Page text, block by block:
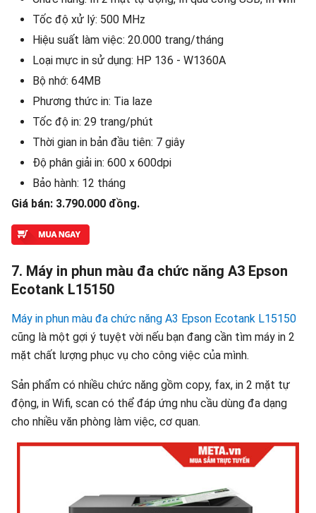
Tốc độ xử lý: 500 MHz
Hiệu suất làm việc: 20.000 trang/tháng
Loại mực in sử dụng: HP 136 - W1360A
Bộ nhớ: 64MB
Phương thức in: Tia laze
Tốc độ in: 29 trang/phút
Thời gian in bản đầu tiên: 7 giây
Độ phân giải in: 600 x 600dpi
Bảo hành: 12 tháng
Giá bán: 3.790.000 đồng.
7. Máy in phun màu đa chức năng A3 Epson
Ecotank L15150
Máy in phun màu đa chức năng A3 Epson Ecotank L15150
cũng là một gợi ý tuyệt vời nếu bạn đang cần tìm máy in 2
mặt chất lượng phục vụ cho công việc của mình.
Sản phẩm có nhiều chức năng gồm copy, fax, in 2 mặt tự
động, in Wifi, scan có thể đáp ứng nhu cầu dùng đa dạng
cho nhiều văn phòng làm việc, cơ quan.